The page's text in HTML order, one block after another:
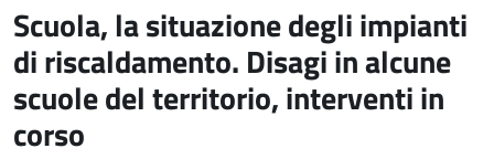
Scuola, la situazione degli impianti
di riscaldamento. Disagi in alcune
scuole del territorio, interventi in
corso